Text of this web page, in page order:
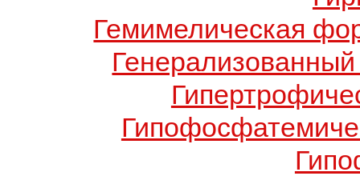
Гемимелическая